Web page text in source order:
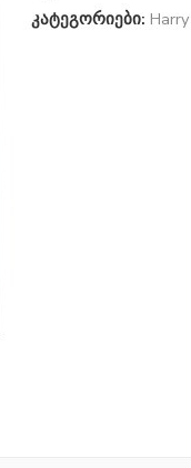
კატეგორიები: